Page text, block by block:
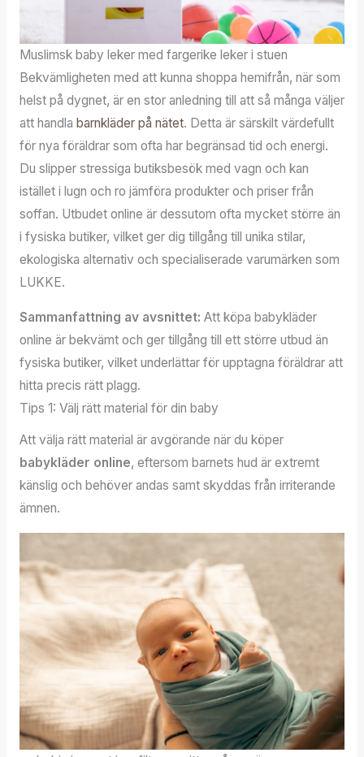
Muslimsk baby leker med fargerike leker i stuen
Bekvämligheten med att kunna shoppa hemifrån, när som
helst på dygnet, är en stor anledning till att så många väljer
att handla barnkläder på nätet. Detta är särskilt värdefullt
för nya föräldrar som ofta har begränsad tid och energi.
Du slipper stressiga butiksbesök med vagn och kan
istället i lugn och ro jämföra produkter och priser från
soffan. Utbudet online är dessutom ofta mycket större än
i fysiska butiker, vilket ger dig tillgång till unika stilar,
ekologiska alternativ och specialiserade varumärken som
LUKKE.
Sammanfattning av avsnittet: Att köpa babykläder
online är bekvämt och ger tillgång till ett större utbud än
fysiska butiker, vilket underlättar för upptagna föräldrar att
hitta precis rätt plagg.
Tips 1: Välj rätt material för din baby
Att välja rätt material är avgörande när du köper
babykläder online, eftersom barnets hud är extremt
känslig och behöver andas samt skyddas från irriterande
ämnen.